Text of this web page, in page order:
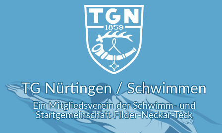
TG Nürtingen / Schwimmen
Ein Mitgliedsverein der Schwimm- und
Startgemeinschaft Filder-Neckar-Teck